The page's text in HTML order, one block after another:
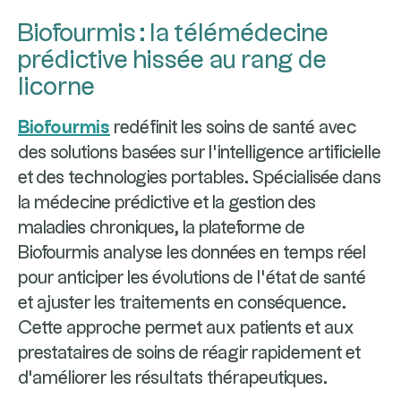
Biofourmis : la télémédecine
prédictive hissée au rang de
licorne
Biofourmis redéfinit les soins de santé avec
des solutions basées sur l'intelligence artificielle
et des technologies portables. Spécialisée dans
la médecine prédictive et la gestion des
maladies chroniques, la plateforme de
Biofourmis analyse les données en temps réel
pour anticiper les évolutions de l’état de santé
et ajuster les traitements en conséquence.
Cette approche permet aux patients et aux
prestataires de soins de réagir rapidement et
d'améliorer les résultats thérapeutiques.